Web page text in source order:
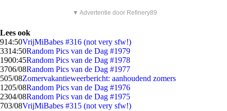
▼ Advertentie door Refinery89
Lees ook
914:50VrijMiBabes #316 (not very sfw!)
3314:50Random Pics van de Dag #1979
1900:45Random Pics van de Dag #1978
3706/08Random Pics van de Dag #1977
505/08Zomervakantieweerbericht: aanhoudend zomers
1205/08Random Pics van de Dag #1976
2304/08Random Pics van de Dag #1975
703/08VrijMiBabes #315 (not very sfw!)